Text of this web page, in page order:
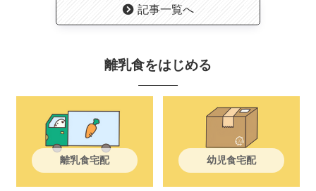
記事一覧へ
離乳食をはじめる
離乳食宅配 幼児食宅配